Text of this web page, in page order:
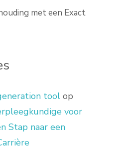
met een Exact
tool op
voor
Stap naar een